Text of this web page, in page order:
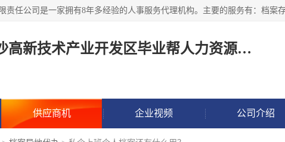
长沙高新技术产业开发区毕业帮人力资源咨询有限责任公司
供应商机 企业视频 公司介绍